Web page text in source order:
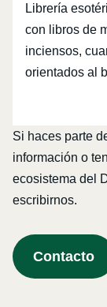
Librería
con libros de
inciensos,
orientados al
Si haces parte
información o
ecosistema del
escribirnos.
Contacto